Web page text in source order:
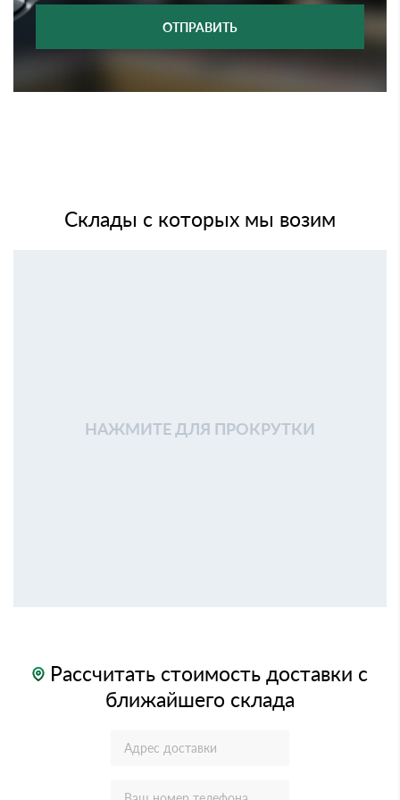
ОТПРАВИТЬ
Склады с которых мы возим
НАЖМИТЕ ДЛЯ ПРОКРУТКИ
Рассчитать стоимость доставки с
ближайшего склада